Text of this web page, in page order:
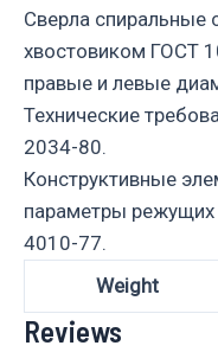
Сверла спиральные
хвостовиком ГОСТ
правые и левые
Технические
2034-80.
Конструктивные
параметры
4010-77.
Weight
Reviews